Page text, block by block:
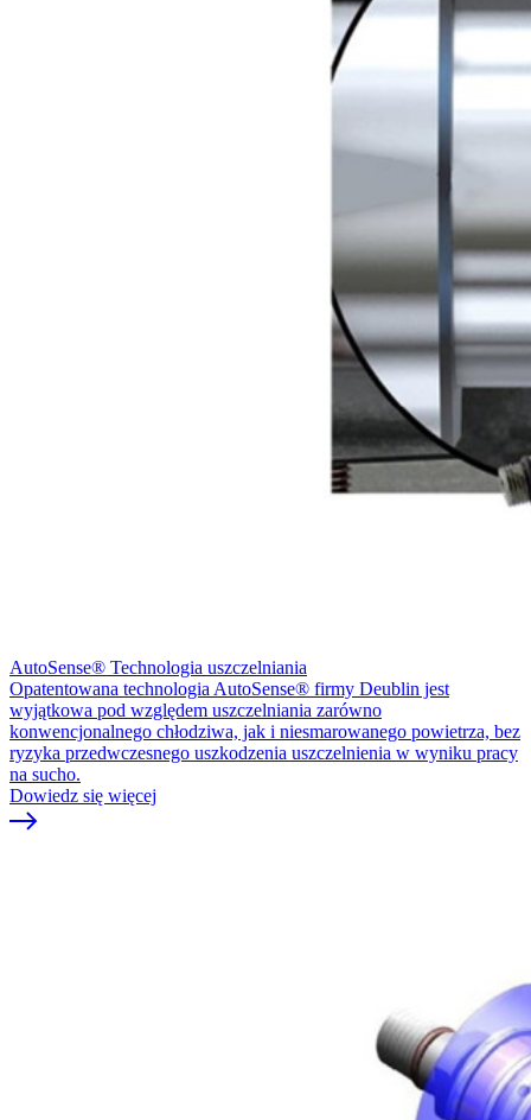
AutoSense® Technologia uszczelniania
Opatentowana technologia AutoSense® firmy Deublin jest
wyjątkowa pod względem uszczelniania zarówno
konwencjonalnego chłodziwa, jak i niesmarowanego powietrza, bez
ryzyka przedwczesnego uszkodzenia uszczelnienia w wyniku pracy
na sucho.
Dowiedz się więcej